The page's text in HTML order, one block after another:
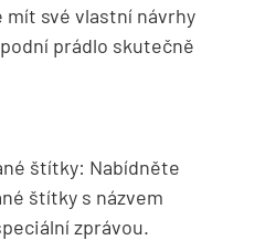
své vlastní návrhy
prádlo skutečně
štítky: Nabídněte
štítky s názvem
zprávou.